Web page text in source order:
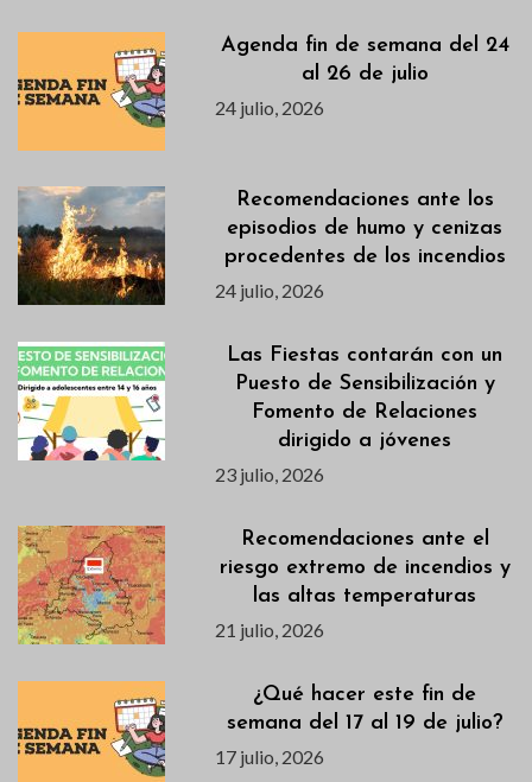
Agenda fin de semana del 24
al 26 de julio
24 julio, 2026
Recomendaciones ante los
episodios de humo y cenizas
procedentes de los incendios
24 julio, 2026
Las Fiestas contarán con un
Puesto de Sensibilización y
Fomento de Relaciones
dirigido a jóvenes
23 julio, 2026
Recomendaciones ante el
riesgo extremo de incendios y
las altas temperaturas
21 julio, 2026
¿Qué hacer este fin de
semana del 17 al 19 de julio?
17 julio, 2026